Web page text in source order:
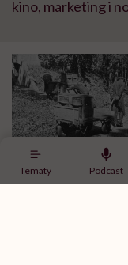
Tematy Podcast
kino, marketing i